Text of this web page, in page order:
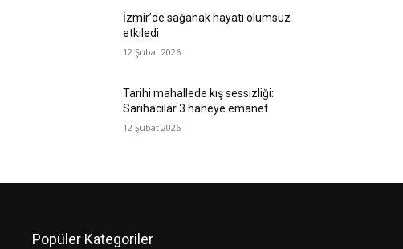
İzmir’de sağanak hayatı olumsuz
etkiledi
12 Şubat 2026
Tarihi mahallede kış sessizliği:
Sarıhacılar 3 haneye emanet
12 Şubat 2026
Popüler Kategoriler